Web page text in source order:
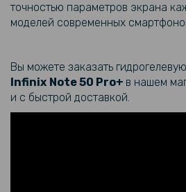
329 грн
246 грн
точностью параметров экрана
моделей современных
Вы можете заказать
Infinix Note 50 Pro+ в нашем
и с быстрой доставкой.